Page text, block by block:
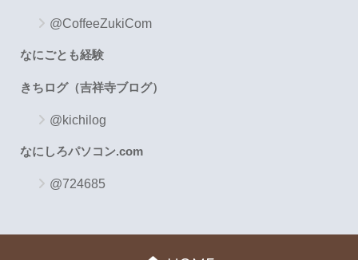
@CoffeeZukiCom
なにごとも経験
きちログ（吉祥寺ブログ）
@kichilog
なにしろパソコン.com
@724685